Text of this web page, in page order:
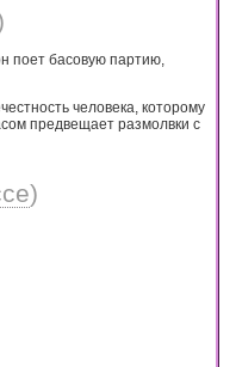
поет басовую партию,
человека, которому
предвещает размолвки с
)